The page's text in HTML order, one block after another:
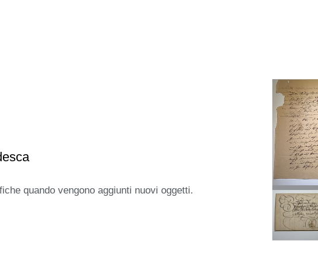
quando vengono aggiunti nuovi oggetti.